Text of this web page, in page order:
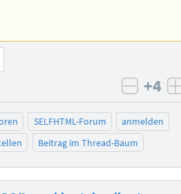
+4
SELFHTML-Forum
anmelden
Beitrag im Thread-Baum